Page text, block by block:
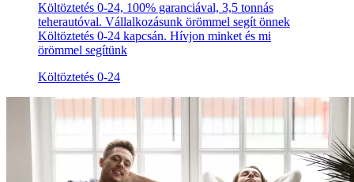
Költöztetés 0-24, 100% garanciával, 3,5 tonnás
teherautóval. Vállalkozásunk örömmel segít önnek
Költöztetés 0-24 kapcsán. Hívjon minket és mi
örömmel segítünk
Költöztetés 0-24